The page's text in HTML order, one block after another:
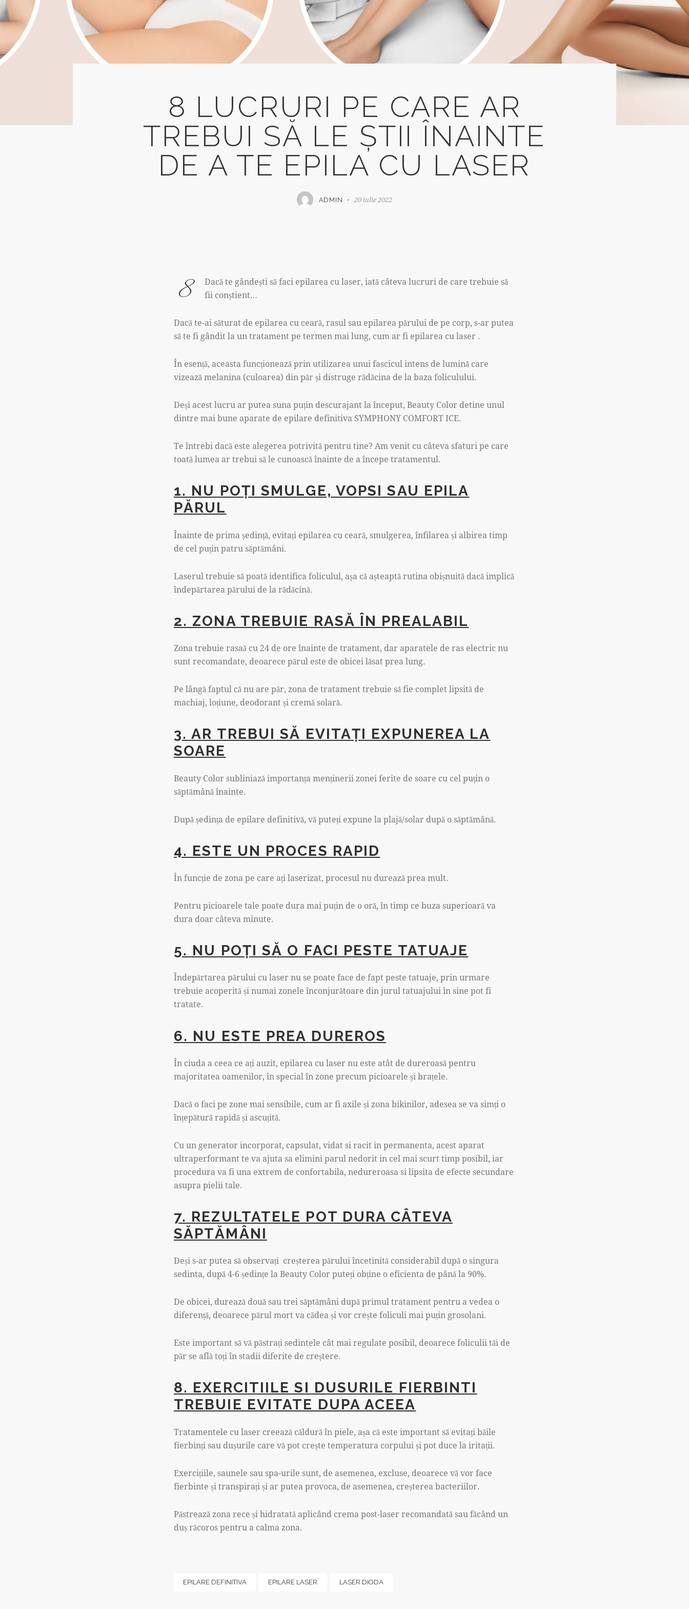
8 LUCRURI PE CARE AR
TREBUI SĂ LE ȘTII ÎNAINTE
DE A TE EPILA CU LASER
ADMIN 20 iulie 2022
8
Dacă te gândești să faci epilarea cu laser, iată câteva lucruri de care trebuie să
fii conștient…
Dacă te-ai săturat de epilarea cu ceară, rasul sau epilarea părului de pe corp, s-ar putea
să te fi gândit la un tratament pe termen mai lung, cum ar fi epilarea cu laser .
În esență, aceasta funcționează prin utilizarea unui fascicul intens de lumină care
vizează melanina (culoarea) din păr și distruge rădăcina de la baza foliculului.
Deși acest lucru ar putea suna puțin descurajant la început, Beauty Color detine unul
dintre mai bune aparate de epilare definitiva SYMPHONY COMFORT ICE.
Te întrebi dacă este alegerea potrivită pentru tine? Am venit cu câteva sfaturi pe care
toată lumea ar trebui să le cunoască înainte de a începe tratamentul.
1. NU POȚI SMULGE, VOPSI SAU EPILA
PĂRUL
Înainte de prima ședință, evitați epilarea cu ceară, smulgerea, înfilarea și albirea timp
de cel puțin patru săptămâni.
Laserul trebuie să poată identifica foliculul, așa că așteaptă rutina obișnuită dacă implică
îndepărtarea părului de la rădăcină.
2. ZONA TREBUIE RASĂ ÎN PREALABIL
Zona trebuie rasaă cu 24 de ore înainte de tratament, dar aparatele de ras electric nu
sunt recomandate, deoarece părul este de obicei lăsat prea lung.
Pe lângă faptul că nu are păr, zona de tratament trebuie să fie complet lipsită de
machiaj, loțiune, deodorant și cremă solară.
3. AR TREBUI SĂ EVITAȚI EXPUNEREA LA
SOARE
Beauty Color subliniază importanța menținerii zonei ferite de soare cu cel puțin o
săptămână înainte.
După ședința de epilare definitivă, vă puteți expune la plajă/solar după o săptămână.
4. ESTE UN PROCES RAPID
În funcție de zona pe care ați laserizat, procesul nu durează prea mult.
Pentru picioarele tale poate dura mai puțin de o oră, în timp ce buza superioară va
dura doar câteva minute.
5. NU POȚI SĂ O FACI PESTE TATUAJE
Îndepărtarea părului cu laser nu se poate face de fapt peste tatuaje, prin urmare
trebuie acoperită și numai zonele înconjurătoare din jurul tatuajului în sine pot fi
tratate.
6. NU ESTE PREA DUREROS
În ciuda a ceea ce ați auzit, epilarea cu laser nu este atât de dureroasă pentru
majoritatea oamenilor, în special în zone precum picioarele și brațele.
Dacă o faci pe zone mai sensibile, cum ar fi axile și zona bikinilor, adesea se va simți o
înțepătură rapidă și ascuțită.
Cu un generator incorporat, capsulat, vidat si racit in permanenta, acest aparat
ultraperformant te va ajuta sa elimini parul nedorit in cel mai scurt timp posibil, iar
procedura va fi una extrem de confortabila, nedureroasa si lipsita de efecte secundare
asupra pielii tale.
7. REZULTATELE POT DURA CÂTEVA
SĂPTĂMÂNI
Deși s-ar putea să observați creșterea părului încetinită considerabil după o singura
sedinta, după 4-6 ședințe la Beauty Color puteți obține o eficienta de până la 90%.
De obicei, durează două sau trei săptămâni după primul tratament pentru a vedea o
diferență, deoarece părul mort va cădea și vor crește foliculi mai puțin grosolani.
Este important să vă păstrați sedintele cât mai regulate posibil, deoarece foliculii tăi de
păr se află toți în stadii diferite de creștere.
8. EXERCITIILE SI DUSURILE FIERBINTI
TREBUIE EVITATE DUPA ACEEA
Tratamentele cu laser creează căldură în piele, așa că este important să evitați băile
fierbinți sau dușurile care vă pot crește temperatura corpului și pot duce la iritații.
Exercițiile, saunele sau spa-urile sunt, de asemenea, excluse, deoarece vă vor face
fierbinte și transpirați și ar putea provoca, de asemenea, creșterea bacteriilor.
Păstrează zona rece și hidratată aplicând crema post-laser recomandată sau făcând un
duș răcoros pentru a calma zona.
EPILARE DEFINITIVA EPILARE LASER LASER DIODA